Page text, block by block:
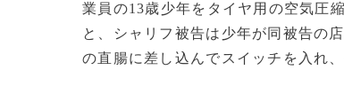
業員の13歳少年をタイヤ用の空気圧
と、シャリフ被告は少年が同被告の
の直腸に差し込んでスイッチを入れ